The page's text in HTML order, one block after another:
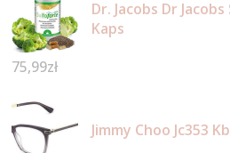
Dr. Jacobs Dr
Kaps
75,99zł
Jimmy Choo Jc353